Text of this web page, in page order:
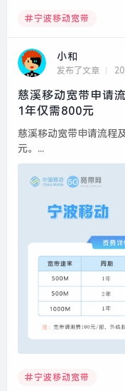
宁波移动宽带
小和
发布了文章
慈溪移动宽带申请
1年仅需800元
慈溪移动宽带申请流程
元。...
宁波移动宽带